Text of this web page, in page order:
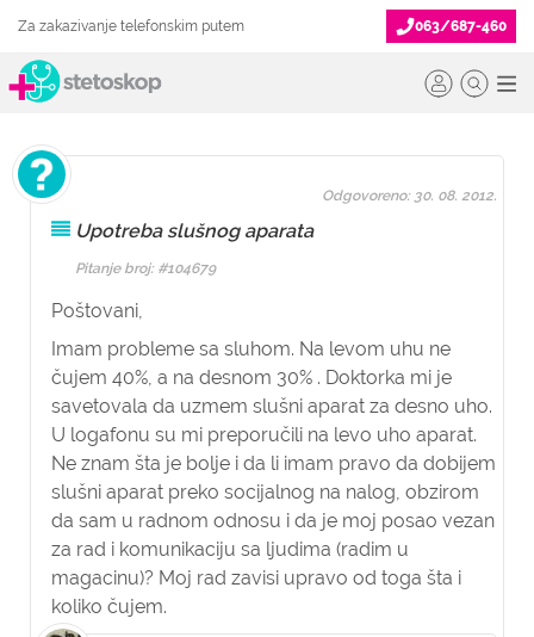
Za zakazivanje telefonskim putem 063/687-460
Upotreba slušnog aparata
Pitanje broj: #104679
Poštovani,
Imam probleme sa sluhom. Na levom uhu ne
čujem 40%, a na desnom 30% . Doktorka mi je
savetovala da uzmem slušni aparat za desno uho.
U logafonu su mi preporučili na levo uho aparat.
Ne znam šta je bolje i da li imam pravo da dobijem
slušni aparat preko socijalnog na nalog, obzirom
da sam u radnom odnosu i da je moj posao vezan
za rad i komunikaciju sa ljudima (radim u
magacinu)? Moj rad zavisi upravo od toga šta i
koliko čujem.
Odgovoreno: 30. 08. 2012.